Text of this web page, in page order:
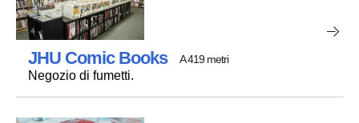
JHU Comic Books A 419 metri
Negozio di fumetti.